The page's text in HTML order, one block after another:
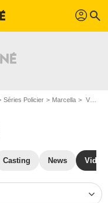
profil search
Séries Policier Marcella Vidéos Marcella
Casting News